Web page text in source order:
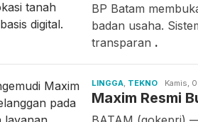
BP Batam
badan usaha.
transparan .
LINGGA, TEKNO Candra
Gunawan
Kamis,
Maxim Resmi